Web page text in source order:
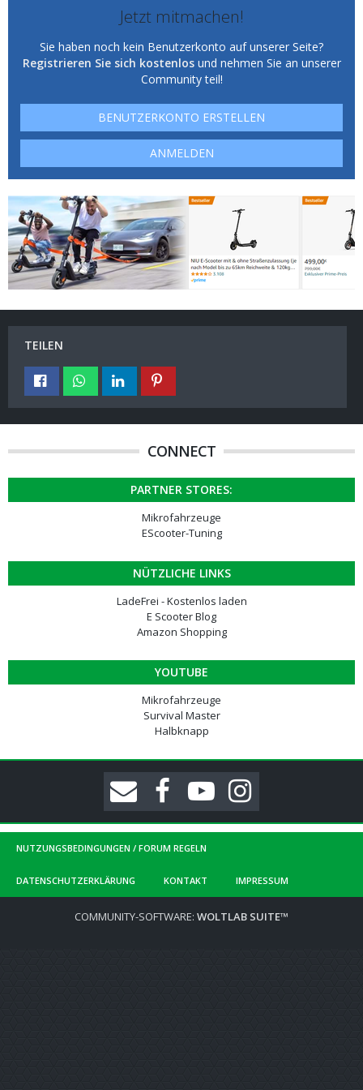
Jetzt mitmachen!
Sie haben noch kein Benutzerkonto auf unserer Seite?
Registrieren Sie sich kostenlosund nehmen Sie an unserer
Community teil!
BENUTZERKONTO ERSTELLEN
ANMELDEN
TEILEN
CONNECT
PARTNER STORES:
Mikrofahrzeuge
EScooter-Tuning
NÜTZLICHE LINKS
LadeFrei - Kostenlos laden
E Scooter Blog
Amazon Shopping
YOUTUBE
Mikrofahrzeuge
Survival Master
Halbknapp
NUTZUNGSBEDINGUNGEN / FORUM REGELN
DATENSCHUTZERKLÄRUNG KONTAKT IMPRESSUM
COMMUNITY-SOFTWARE: WOLTLAB SUITE™